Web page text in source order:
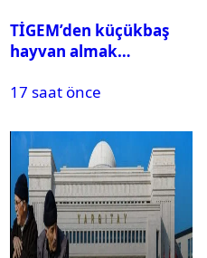
TİGEM’den küçükbaş
hayvan almak
350 küçükbaş hayvan
muhammen bedeli
açıklandı
17 saat önce